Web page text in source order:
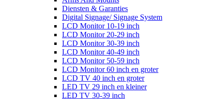
Diensten & Garanties
Digital Signage/ Signage System
LCD Monitor 10-19 inch
LCD Monitor 20-29 inch
LCD Monitor 30-39 inch
LCD Monitor 40-49 inch
LCD Monitor 50-59 inch
LCD Monitor 60 inch en groter
LCD TV 40 inch en groter
LED TV 29 inch en kleiner
LED TV 30-39 inch